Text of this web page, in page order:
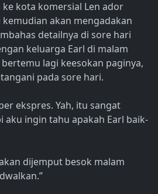
kota komersial Len ador
akan mengadakan
detailnya di sore hari
keluarga Earl di malam
lagi keesokan paginya,
pada sore hari.
ekspres. Yah, itu sangat
aku ingin tahu apakah Earl baik-
dijemput besok malam